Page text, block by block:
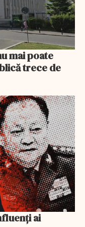
mai poate
trece de
ai